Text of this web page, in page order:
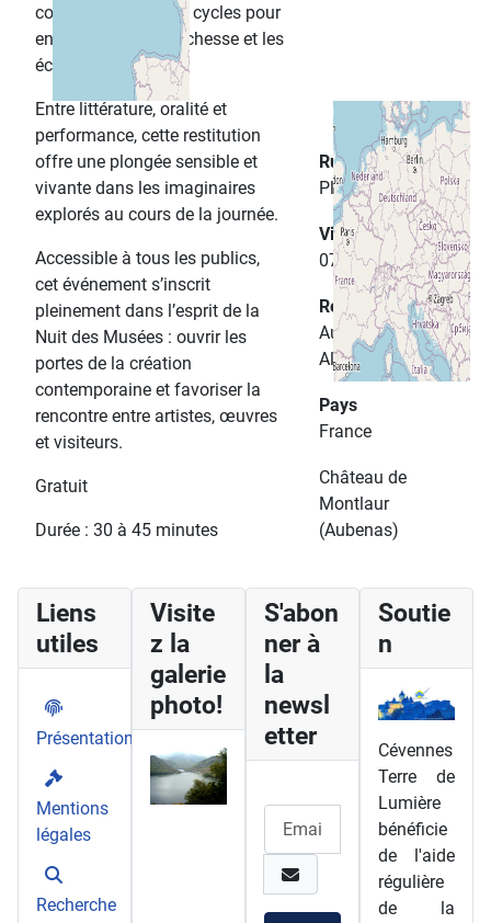
cours des différents cycles pour
en révéler toute la richesse et les
échos.
Entre littérature, oralité et
performance, cette restitution
offre une plongée sensible et
vivante dans les imaginaires
explorés au cours de la journée.
Accessible à tous les publics,
cet événement s’inscrit
pleinement dans l’esprit de la
Nuit des Musées : ouvrir les
portes de la création
contemporaine et favoriser la
rencontre entre artistes, œuvres
et visiteurs.
Gratuit
Durée : 30 à 45 minutes
Rue
Place Parmentier
Ville
07200 Aubenas
Région
Auvergne-Rhône-
Alpes
Pays
France
Château de
Montlaur
(Aubenas)
Liens
utiles
Présentation
Mentions
légales
Recherche
Visite
z la
galerie
photo!
S'abon
ner à
la
newsl
etter
Soutie
n
Cévennes
Terre de
Lumière
bénéficie
de l'aide
régulière
de la